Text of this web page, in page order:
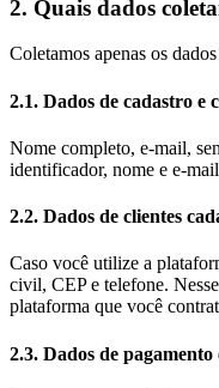
2. Quais dados
Coletamos apenas os
2.1. Dados de cadastro e
Nome completo, e-mail,
identificador, nome e e-
2.2. Dados de clientes
Caso você utilize a
civil, CEP e telefone.
plataforma que você
2.3. Dados de pagamento